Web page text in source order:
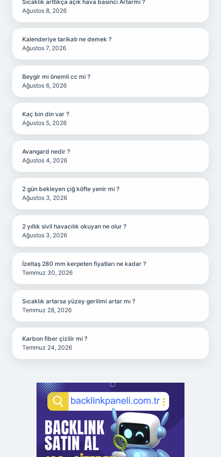
Sıcaklık arttıkça açık hava basıncı Artarmı ?
Ağustos 8, 2026
Kalenderiye tarikatı ne demek ?
Ağustos 7, 2026
Beygir mi önemli cc mi ?
Ağustos 6, 2026
Kaç bin din var ?
Ağustos 5, 2026
Avangard nedir ?
Ağustos 4, 2026
2 gün bekleyen çiğ köfte yenir mi ?
Ağustos 3, 2026
2 yıllık sivil havacılık okuyan ne olur ?
Ağustos 3, 2026
İzeltaş 280 mm kerpeten fiyatları ne kadar ?
Temmuz 30, 2026
Sıcaklık artarsa yüzey gerilimi artar mı ?
Temmuz 28, 2026
Karbon fiber çizilir mi ?
Temmuz 24, 2026